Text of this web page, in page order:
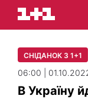
СНІДАНОК З 1+1
06:00 |
В Україну